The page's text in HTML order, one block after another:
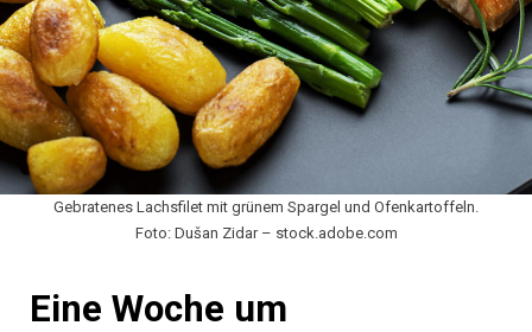
Gebratenes Lachsfilet mit grünem Spargel und Ofenkartoffeln.
Foto: Dušan Zidar – stock.adobe.com
Eine Woche um